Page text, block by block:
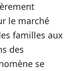
le marché
familles aux
des
se